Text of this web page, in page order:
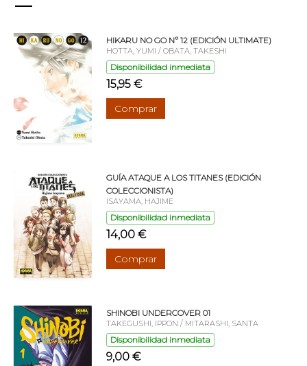
HIKARU NO GO Nº 12 (EDICIÓN ULTIMATE)
HOTTA, YUMI / OBATA, TAKESHI
Disponibilidad inmediata
15,95 €
Comprar
GUÍA ATAQUE A LOS TITANES (EDICIÓN
COLECCIONISTA)
ISAYAMA, HAJIME
Disponibilidad inmediata
14,00 €
Comprar
SHINOBI UNDERCOVER 01
TAKEGUSHI, IPPON / MITARASHI, SANTA
Disponibilidad inmediata
9,00 €